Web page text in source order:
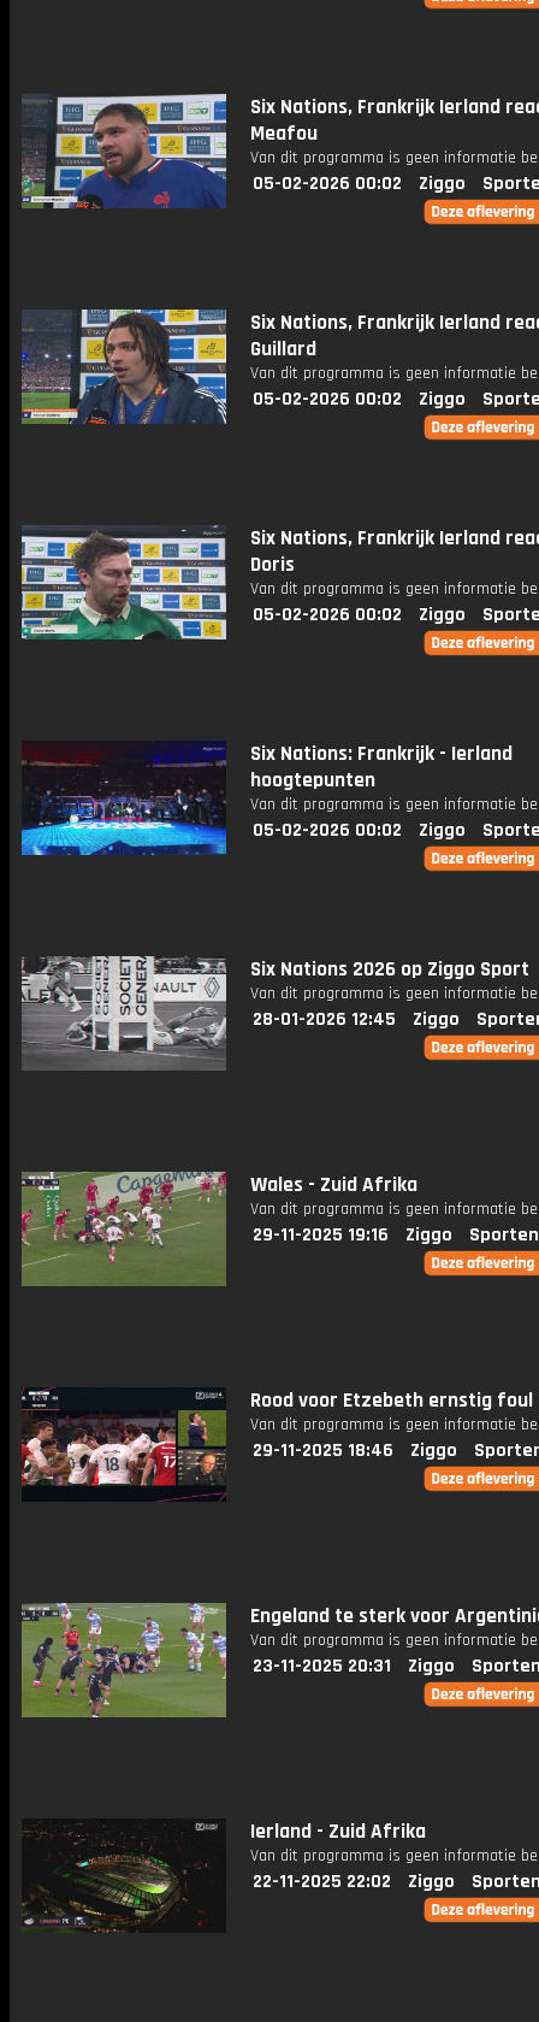
Six Nations, Frankrijk Ierland
Meafou
Van dit programma is geen informatie
05-02-2026 00:02 Ziggo
Six Nations, Frankrijk Ierland
Guillard
Van dit programma is geen informatie
05-02-2026 00:02 Ziggo
Six Nations, Frankrijk Ierland
Doris
Van dit programma is geen informatie
05-02-2026 00:02 Ziggo
Six Nations: Frankrijk - Ierland
hoogtepunten
Van dit programma is geen informatie
05-02-2026 00:02 Ziggo
Six Nations 2026 op Ziggo Sport
Van dit programma is geen informatie
28-01-2026 12:45 Ziggo
Wales - Zuid Afrika
Van dit programma is geen informatie
29-11-2025 19:16 Ziggo
Rood voor Etzebeth ernstig foul
Van dit programma is geen informatie
29-11-2025 18:46 Ziggo
Engeland te sterk voor
Van dit programma is geen informatie
23-11-2025 20:31 Ziggo
Ierland - Zuid Afrika
Van dit programma is geen informatie
22-11-2025 22:02 Ziggo